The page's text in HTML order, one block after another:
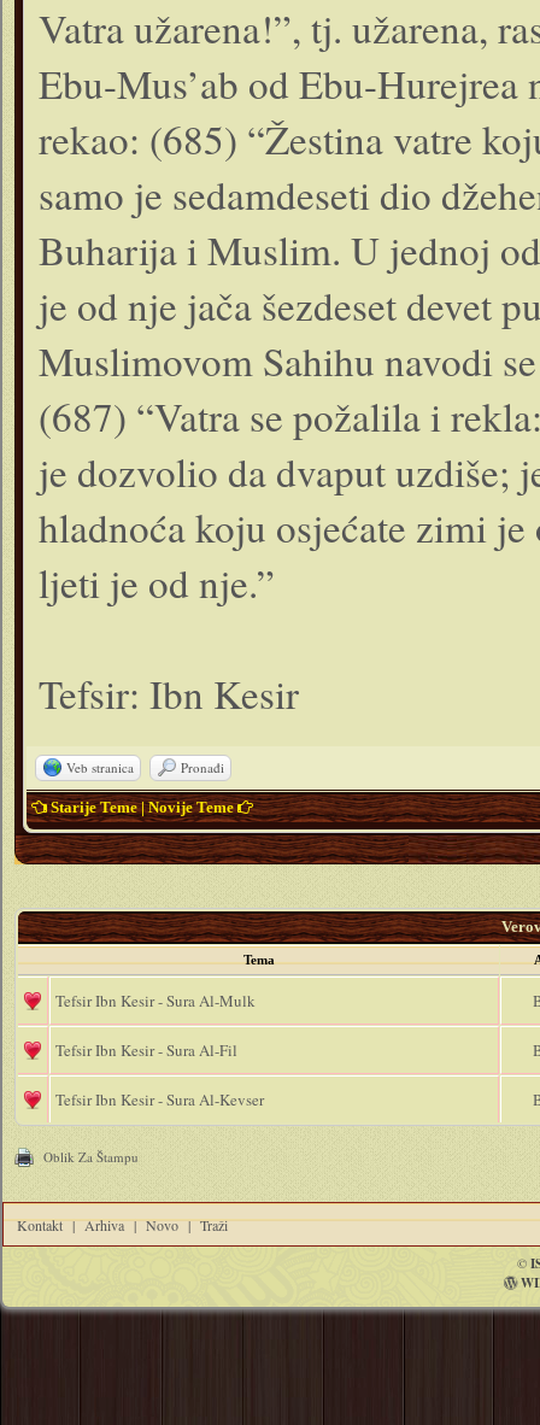
Vatra užarena!”, tj. užarena,
Ebu-Mus’ab od Ebu-
rekao: (685) “Žestina vatre
samo je sedamdeseti dio
Buharija i Muslim. U jednoj
je od nje jača šezdeset devet
Muslimovom Sahihu navodi
(687) “Vatra se požalila i
je dozvolio da dvaput uzdiše;
hladnoća koju osjećate zimi
ljeti je od nje.”
Tefsir: Ibn Kesir
Veb stranica Pronađi
Starije Teme|Novije Teme
Tema
Tefsir Ibn Kesir - Sura Al-Mulk
Tefsir Ibn Kesir - Sura Al-Fil
Tefsir Ibn Kesir - Sura Al-Kevser
Oblik Za Štampu
Kontakt | Arhiva | Novo | Traži
©